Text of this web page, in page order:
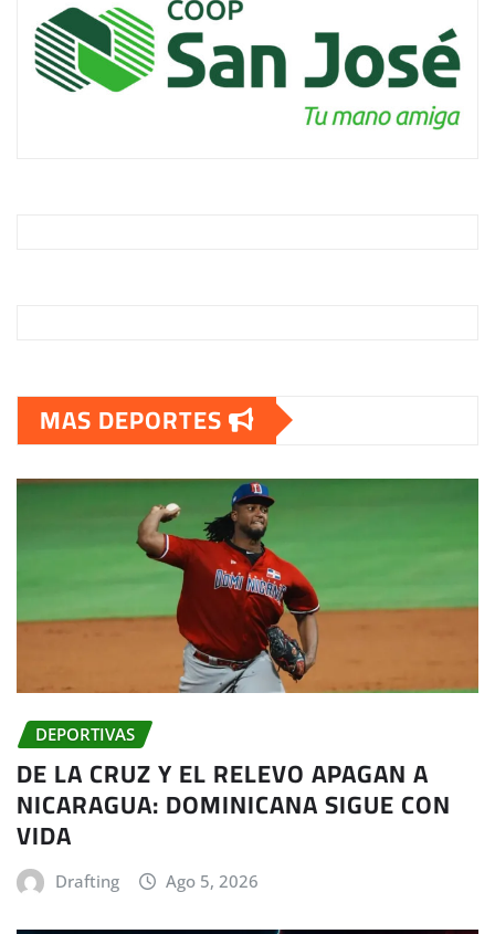
MAS DEPORTES
DEPORTIVAS
DE LA CRUZ Y EL RELEVO APAGAN A
NICARAGUA: DOMINICANA SIGUE CON
VIDA
Drafting Ago 5, 2026